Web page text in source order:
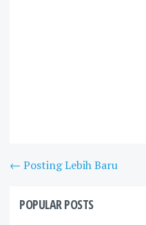
← Posting Lebih Baru
POPULAR POSTS